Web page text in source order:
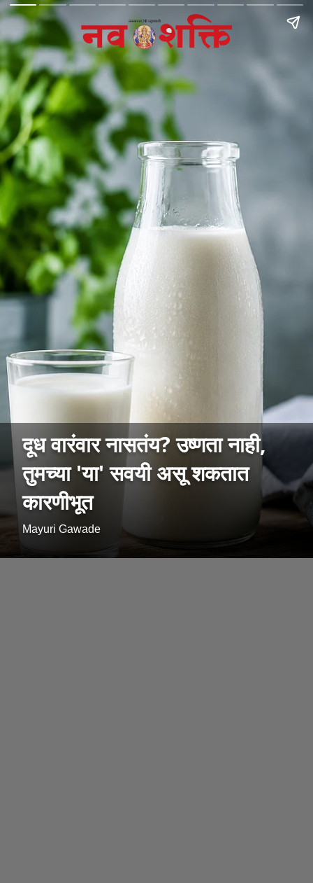
दूध वारंवार नासतंय? उष्णता नाही,
तुमच्या 'या' सवयी असू शकतात
कारणीभूत
Mayuri Gawade